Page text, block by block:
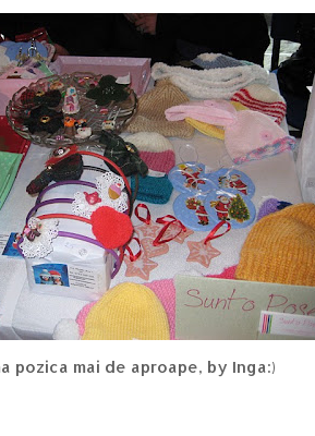
pozica mai de aproape, by Inga:)